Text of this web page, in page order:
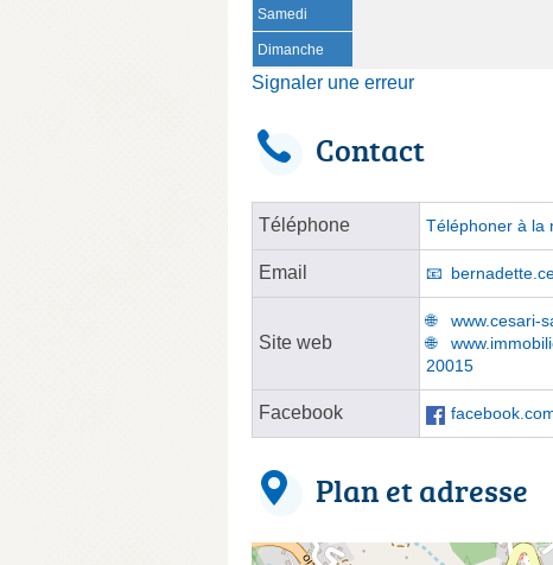
Samedi
Dimanche
Signaler une erreur
Contact
Téléphone Téléphoner à la
Email
Site web
www.cesari-
20015
Facebook
Plan et adresse